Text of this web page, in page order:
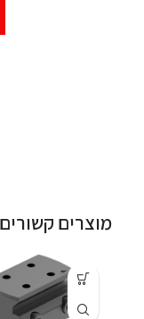
מוצרים קשורים